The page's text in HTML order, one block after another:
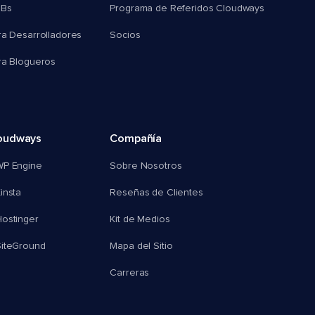
Desarrolladores
Blogueros
Programa de Referidos Cloudways
Socios
Engine
Compañía
Sobre Nosotros
Reseñas de Clientes
Kit de Medios
Mapa del Sitio
Carreras